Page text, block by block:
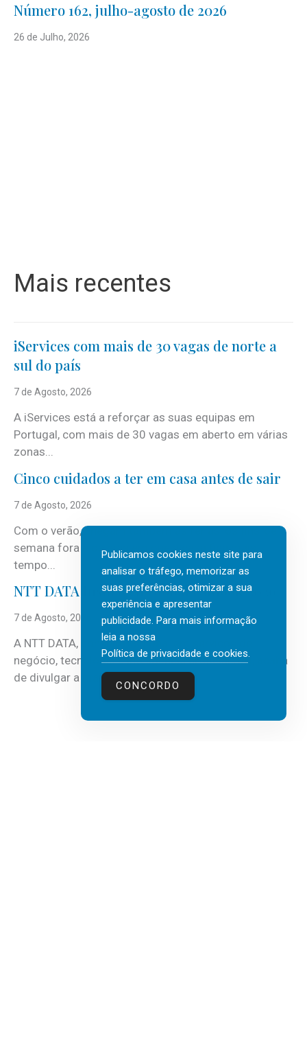
Número 162, julho-agosto de 2026
26 de Julho, 2026
Mais recentes
iServices com mais de 30 vagas de norte a
sul do país
7 de Agosto, 2026
A iServices está a reforçar as suas equipas em
Portugal, com mais de 30 vagas em aberto em várias
zonas...
Cinco cuidados a ter em casa antes de sair
7 de Agosto, 2026
Com o verão, chegam também as férias, os fins-de-
semana fora e os dias em que a casa fica mais
tempo...
NTT DATA Insurtech Global Outlook 2026
7 de Agosto, 2026
A NTT DATA, consultora global em serviços de
negócio, tecnologia e inteligência artificial (IA), acaba
de divulgar a mais recente...
Publicamos cookies neste site para
analisar o tráfego, memorizar as
suas preferências, otimizar a sua
experiência e apresentar
publicidade. Para mais informação
leia a nossa
Política de privacidade e cookies.
CONCORDO